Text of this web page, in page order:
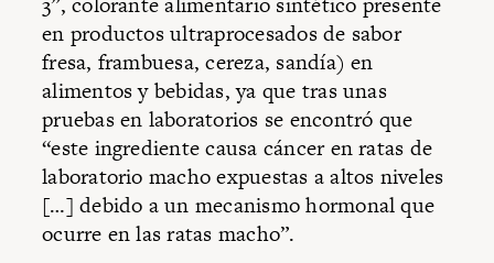
en productos ultraprocesados de sabor
fresa, frambuesa, cereza, sandía) en
alimentos y bebidas, ya que tras unas
pruebas en laboratorios se encontró que
“este ingrediente causa cáncer en ratas de
laboratorio macho expuestas a altos niveles
[…] debido a un mecanismo hormonal que
ocurre en las ratas macho”.